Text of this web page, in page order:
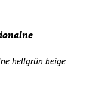
hellgrün beige